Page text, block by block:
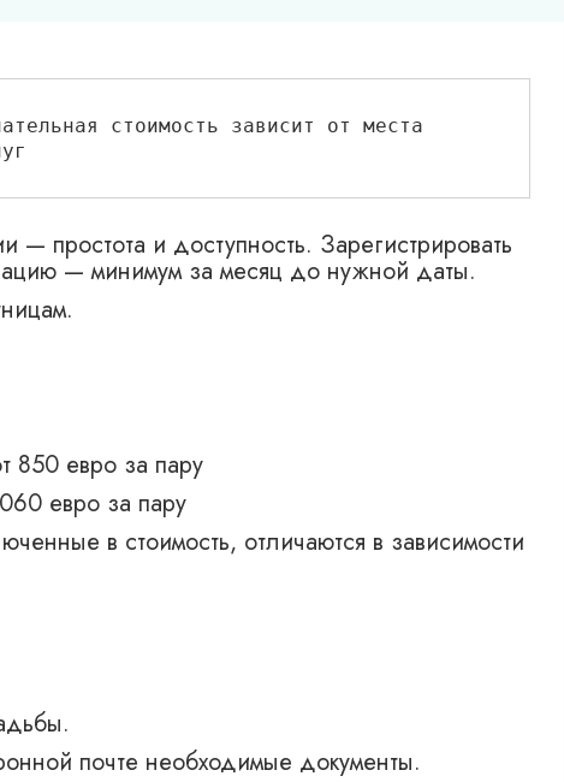
стоимость зависит от места
— простота и доступность. Зарегистрировать
— минимум за месяц до нужной даты.
850 евро за пару
евро за пару
в стоимость, отличаются в зависимости
почте необходимые документы.